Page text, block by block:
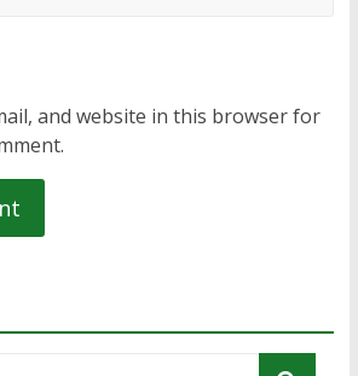
and website in this browser for